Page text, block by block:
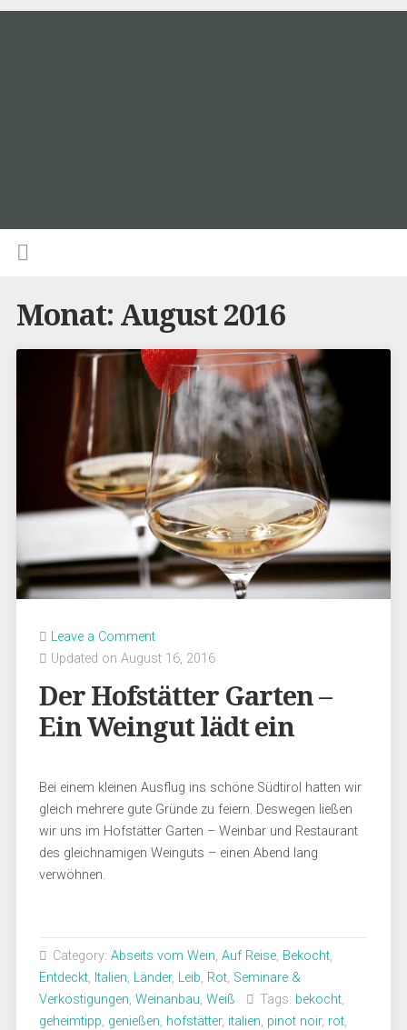
Monat: August 2016
Leave a Comment
Updated on August 16, 2016
Der Hofstätter Garten –
Ein Weingut lädt ein
Bei einem kleinen Ausflug ins schöne Südtirol hatten wir
gleich mehrere gute Gründe zu feiern. Deswegen ließen
wir uns im Hofstätter Garten – Weinbar und Restaurant
des gleichnamigen Weinguts – einen Abend lang
verwöhnen.
Category: Abseits vom Wein, Auf Reise, Bekocht,
Entdeckt, Italien, Länder, Leib, Rot, Seminare &
Verköstigungen, Weinanbau, Weiß Tags: bekocht,
geheimtipp, genießen, hofstätter, italien, pinot noir, rot,